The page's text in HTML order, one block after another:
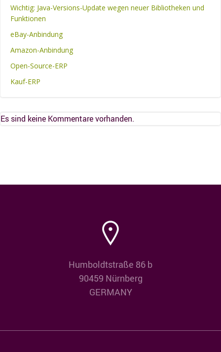
Wichtig: Java-Versions-Update wegen neuer Bibliotheken und
Funktionen
eBay-Anbindung
Amazon-Anbindung
Open-Source-ERP
Kauf-ERP
Es sind keine Kommentare vorhanden.
Humboldtstraße 86 b
90459 Nürnberg
GERMANY